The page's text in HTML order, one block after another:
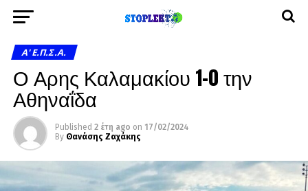
A' Ε.Π.Σ.Α.
Ο Αρης Καλαμακίου 1-0 την
Αθηναΐδα
Published 2 έτη ago on 17/02/2024
By Θανάσης Ζαχάκης